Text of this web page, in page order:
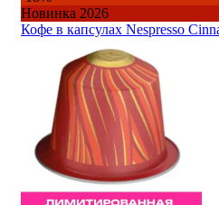
Новинка 2026
Кофе в капсулах Nespresso